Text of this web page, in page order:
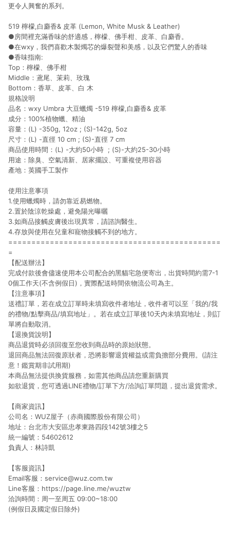
更令人興奮的系列。
519 檸檬,白麝香& 皮革 (Lemon, White Musk & Leather)
●房間裡充滿香味的舒適感，檸檬、佛手柑、皮革、白麝香。
●在wxy，我們喜歡木製燭芯的爆裂聲和美感，以及它們驚人的香味
●香味指南:
Top：檸檬、佛手柑
Middle：鳶尾、茉莉、玫瑰
Bottom：香草、皮革、白 木
規格說明
品名：wxy Umbra 大豆蠟燭 -519 檸檬,白麝香& 皮革
成分：100%植物蠟、精油
容量：(L) -350g, 12oz ; (S)-142g, 5oz
尺寸：(L) -直徑 10 cm ; (S)-直徑 7 cm
商品使用時間：(L) -大約50小時 ; (S)-大約25-30小時
用途：除臭、空氣清新、居家擺設、可重複使用容器
產地：英國手工製作
使用注意事項
1.使用蠟燭時，請勿靠近易燃物。
2.置於陰涼乾燥處，避免陽光曝曬
3.如商品接觸皮膚後出現異常，請諮詢醫生。
4.存放與使用在兒童和寵物接觸不到的地方。
==============================================
=
【配送辦法】
完成付款後會儘速使用本公司配合的黑貓宅急便寄出，出貨時間約需7-1
0個工作天(不含例假日)，實際配送時間依物流公司為主。
【注意事項】
送禮訂單，若在成立訂單時未填寫收件者地址，收件者可以至「我的/我
的禮物/點擊商品/填寫地址」。若在成立訂單後10天內未填寫地址，則訂
單將自動取消。
【退換貨說明】
商品退貨時必須回復至您收到商品時的原始狀態。
退回商品無法回復原狀者，恐將影響退貨權益或需負擔部分費用。(請注
意！鑑賞期非試用期)
本商品無法提供換貨服務，如需其他商品請您重新購買
如欲退貨，您可透過LINE禮物/訂單下方/洽詢訂單問題，提出退貨需求。
【商家資訊】
公司名：WUZ屋子（赤商國際股份有限公司）
地址：台北市大安區忠孝東路四段142號3樓之5
統一編號：54602612
負責人：林詩凱
【客服資訊】
Email客服：service@wuz.com.tw
Line客服：https://page.line.me/wuztw
洽詢時間：周一至周五 09:00~18:00
(例假日及國定假日除外)